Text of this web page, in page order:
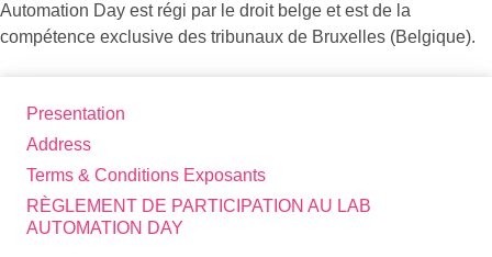
Automation Day est régi par le droit belge et est de la
compétence exclusive des tribunaux de Bruxelles (Belgique).
Presentation
Address
Terms & Conditions Exposants
RÈGLEMENT DE PARTICIPATION AU LAB
AUTOMATION DAY